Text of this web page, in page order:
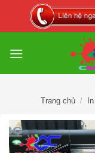
Trang chủ /